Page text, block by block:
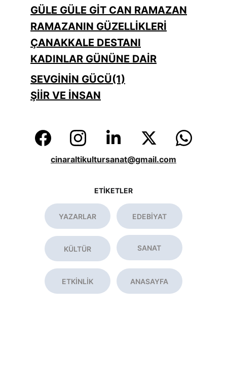
KÜLTÜR SANAT
ETİKETLER
ETKİNLİK ANASAYFA
cinaraltikultursanat@gmail.com
ŞİİR VE İNSAN
SEVGİNİN GÜCÜ(1)
KADINLAR GÜNÜNE DAİR
YAZARLAR EDEBİYAT
ÇANAKKALE DESTANI
RAMAZANIN GÜZELLİKLERİ
GÜLE GÜLE GİT CAN RAMAZAN